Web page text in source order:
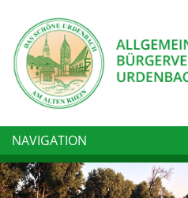
NAVIGATION